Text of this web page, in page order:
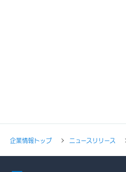
企業情報トップ ニュースリリース